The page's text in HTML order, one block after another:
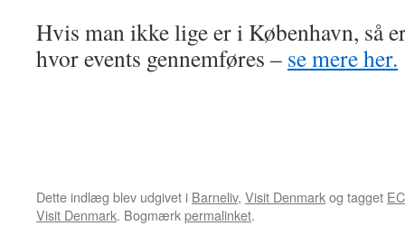
Hvis man ikke lige er i København, så
hvor events gennemføres – se mere her.
Dette indlæg blev udgivet i Barneliv, Visit Denmarkog tagget
Visit Denmark. Bogmærkpermalinket.